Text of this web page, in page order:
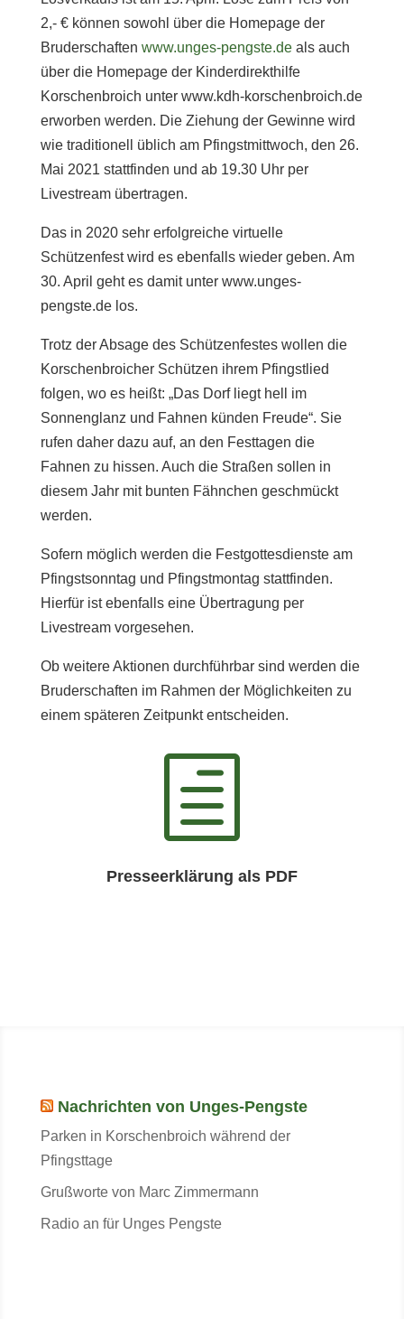
2,- € können sowohl über die Homepage der
Bruderschaften www.unges-pengste.deals auch
über die Homepage der Kinderdirekthilfe
Korschenbroich unter www.kdh-korschenbroich.de
erworben werden. Die Ziehung der Gewinne wird
wie traditionell üblich am Pfingstmittwoch, den 26.
Mai 2021 stattfinden und ab 19.30 Uhr per
Livestream übertragen.
Das in 2020 sehr erfolgreiche virtuelle
Schützenfest wird es ebenfalls wieder geben. Am
30. April geht es damit unter www.unges-
pengste.de los.
Trotz der Absage des Schützenfestes wollen die
Korschenbroicher Schützen ihrem Pfingstlied
folgen, wo es heißt: „Das Dorf liegt hell im
Sonnenglanz und Fahnen künden Freude“. Sie
rufen daher dazu auf, an den Festtagen die
Fahnen zu hissen. Auch die Straßen sollen in
diesem Jahr mit bunten Fähnchen geschmückt
werden.
Sofern möglich werden die Festgottesdienste am
Pfingstsonntag und Pfingstmontag stattfinden.
Hierfür ist ebenfalls eine Übertragung per
Livestream vorgesehen.
Ob weitere Aktionen durchführbar sind werden die
Bruderschaften im Rahmen der Möglichkeiten zu
einem späteren Zeitpunkt entscheiden.
h
Presseerklärung als PDF
Nachrichten von Unges-Pengste
Parken in Korschenbroich während der
Pfingsttage
Grußworte von Marc Zimmermann
Radio an für Unges Pengste